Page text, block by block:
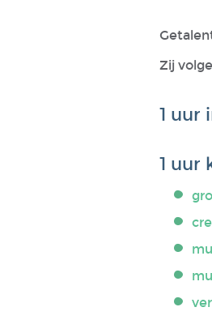
Zij
1 uur
1 uur